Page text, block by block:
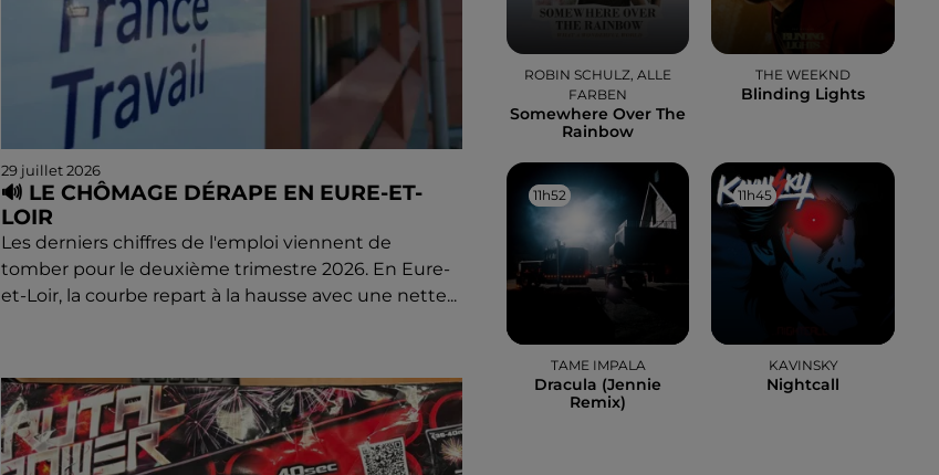
29 juillet 2026
🔊 LE CHÔMAGE DÉRAPE EN EURE-ET-
LOIR
Les derniers chiffres de l'emploi viennent de
tomber pour le deuxième trimestre 2026. En Eure-
et-Loir, la courbe repart à la hausse avec une nette...
ROBIN SCHULZ, ALLE
FARBEN
Somewhere Over The
Rainbow
THE WEEKND
Blinding Lights
11h52
11h52
TAME IMPALA
Dracula (jennie
Remix)
11h45
11h45
KAVINSKY
Nightcall